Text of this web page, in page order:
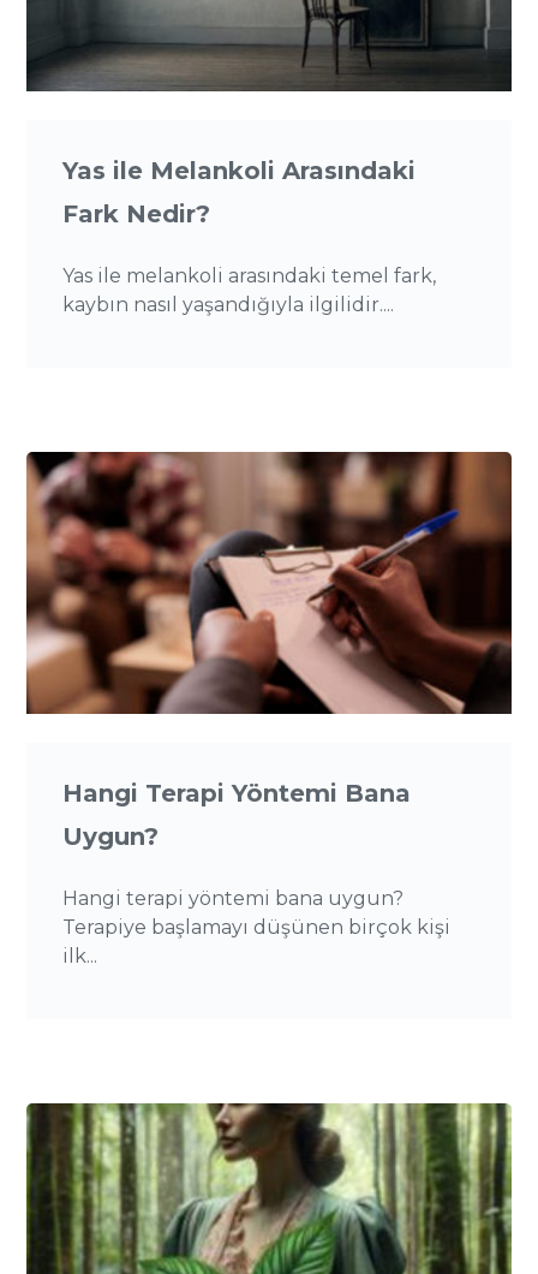
Yas ile Melankoli Arasındaki
Fark Nedir?
Yas ile melankoli arasındaki temel fark,
kaybın nasıl yaşandığıyla ilgilidir....
Hangi Terapi Yöntemi Bana
Uygun?
Hangi terapi yöntemi bana uygun?
Terapiye başlamayı düşünen birçok kişi
ilk...